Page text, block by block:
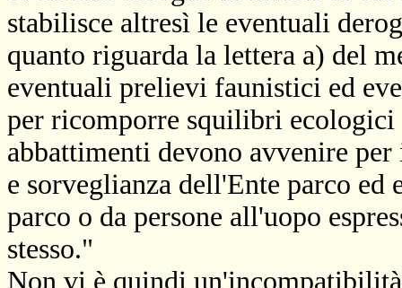
stabilisce altresì le eventuali
quanto riguarda la lettera a) del
eventuali prelievi faunistici ed
per ricomporre squilibri
abbattimenti devono avvenire
e sorveglianza dell'Ente parco ed
parco o da persone all'uopo
stesso."
Non vi è quindi